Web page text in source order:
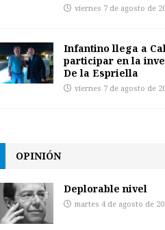
viernes 7 de agosto de
Infantino llega a
participar en la
De la Espriella
viernes 7 de agosto de
OPINIÓN
Deplorable nivel
martes 4 de agosto de